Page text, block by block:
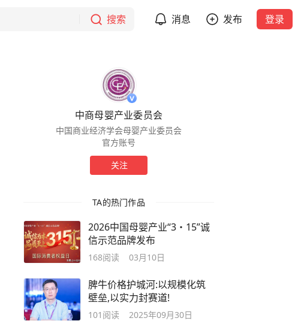
搜索 消息 发布 登录
中商母婴产业委员会
中国商业经济学会母婴产业委员会
官方账号
关注
TA的热门作品
2026中国母婴产业“3・15”诚
信示范品牌发布
168阅读 03月10日
脾牛价格护城河:以规模化筑
壁垒,以实力封赛道!
101 阅读 2025年09月30日